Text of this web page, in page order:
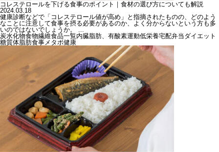
コレステロールを下げる食事のポイント｜食材の選び方についても解説
2024.03.18
健康診断などで「コレステロール値が高め」と指摘されたものの、どのよう
なことに注意して食事を摂る必要があるのか、よく分からないという方も多
いのではないでしょうか。 ...
炭水化物食物繊維食品一覧内臓脂肪、有酸素運動低栄養宅配弁当 ダイエット
糖質体脂肪食事メタボ健康